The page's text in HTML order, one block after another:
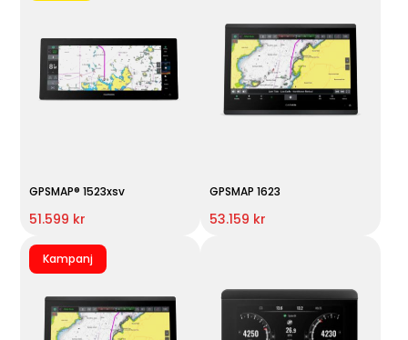
GPSMAP® 1523xsv
51.599 kr
GPSMAP 1623
53.159 kr
Kampanj